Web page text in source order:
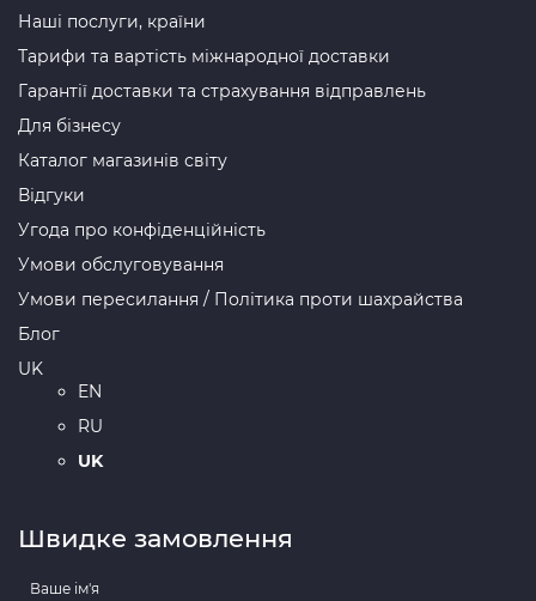
Наші послуги, країни
Тарифи та вартість міжнародної доставки
Гарантії доставки та страхування відправлень
Для бізнесу
Каталог магазинів світу
Відгуки
Угода про конфіденційність
Умови обслуговування
Умови пересилання / Політика проти шахрайства
Блог
UK
EN
RU
UK
Швидке замовлення
Ваше ім'я